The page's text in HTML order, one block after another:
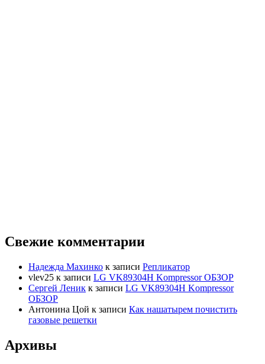
Свежие комментарии
Надежда Махинко к записи Репликатор
vlev25 к записи LG VK89304H Kompressor ОБЗОР
Сергей Леник к записи LG VK89304H Kompressor
ОБЗОР
Антонина Цой к записи Как нашатырем почистить
газовые решетки
Архивы